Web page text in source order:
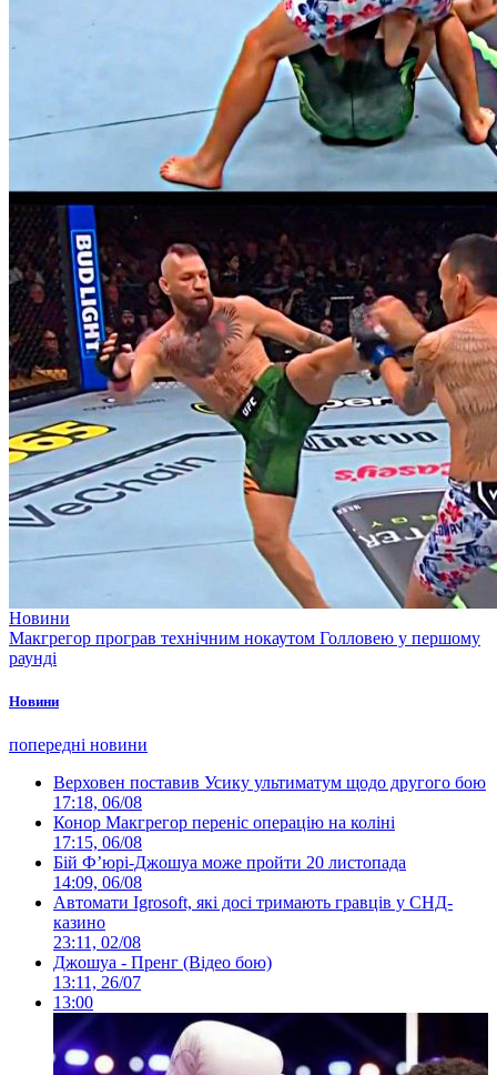
Новини
Макгрегор програв технічним нокаутом Голловею у першому
раунді
Новини
попередні новини
Верховен поставив Усику ультиматум щодо другого бою
17:18, 06/08
Конор Макгрегор переніс операцію на коліні
17:15, 06/08
Бій Ф’юрі-Джошуа може пройти 20 листопада
14:09, 06/08
Автомати Igrosoft, які досі тримають гравців у СНД-
казино
23:11, 02/08
Джошуа - Пренг (Відео бою)
13:11, 26/07
13:00